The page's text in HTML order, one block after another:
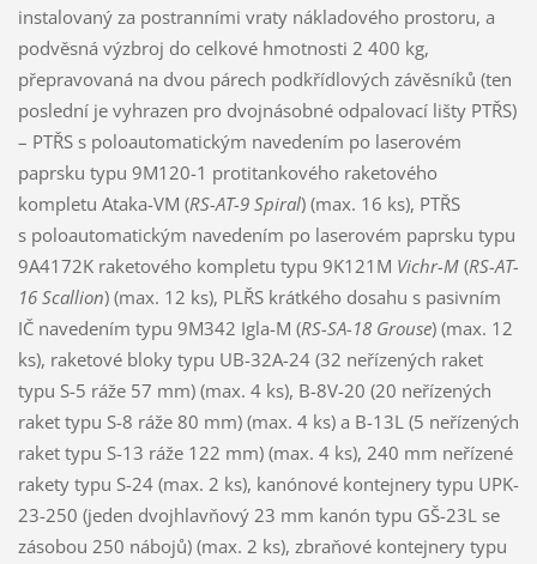
instalovaný za postranními vraty nákladového prostoru, a
podvěsná výzbroj do celkové hmotnosti 2 400 kg,
přepravovaná na dvou párech podkřídlových závěsníků (ten
poslední je vyhrazen pro dvojnásobné odpalovací lišty PTŘS)
– PTŘS s poloautomatickým navedením po laserovém
paprsku typu 9M120-1 protitankového raketového
kompletu Ataka-VM (RS-AT-9 Spiral) (max. 16 ks), PTŘS
s poloautomatickým navedením po laserovém paprsku typu
9A4172K raketového kompletu typu 9K121M Vichr-M(RS-AT-
16 Scallion) (max. 12 ks), PLŘS krátkého dosahu s pasivním
IČ navedením typu 9M342 Igla-M (RS-SA-18 Grouse) (max. 12
ks), raketové bloky typu UB-32A-24 (32 neřízených raket
typu S-5 ráže 57 mm) (max. 4 ks), B-8V-20 (20 neřízených
raket typu S-8 ráže 80 mm) (max. 4 ks) a B-13L (5 neřízených
raket typu S-13 ráže 122 mm) (max. 4 ks), 240 mm neřízené
rakety typu S-24 (max. 2 ks), kanónové kontejnery typu UPK-
23-250 (jeden dvojhlavňový 23 mm kanón typu GŠ-23L se
zásobou 250 nábojů) (max. 2 ks), zbraňové kontejnery typu